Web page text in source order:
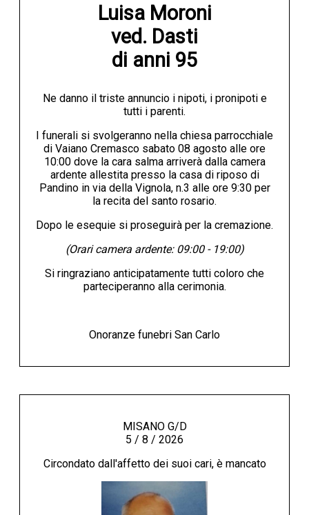
Luisa Moroni
ved. Dasti
di anni 95
Ne danno il triste annuncio i nipoti, i pronipoti e
tutti i parenti.
I funerali si svolgeranno nella chiesa parrocchiale
di Vaiano Cremasco sabato 08 agosto alle ore
10:00 dove la cara salma arriverà dalla camera
ardente allestita presso la casa di riposo di
Pandino in via della Vignola, n.3 alle ore 9:30 per
la recita del santo rosario.
Dopo le esequie si proseguirà per la cremazione.
(Orari camera ardente: 09:00 - 19:00)
Si ringraziano anticipatamente tutti coloro che
parteciperanno alla cerimonia.
Onoranze funebri San Carlo
MISANO G/D
5 / 8 / 2026
Circondato dall'affetto dei suoi cari, è mancato